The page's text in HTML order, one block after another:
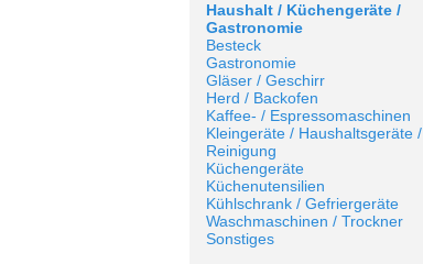
Haushalt / Küchengeräte /
Gastronomie
Besteck
Gastronomie
Gläser / Geschirr
Herd / Backofen
Kaffee- / Espressomaschinen
Kleingeräte / Haushaltsgeräte /
Reinigung
Küchengeräte
Küchenutensilien
Kühlschrank / Gefriergeräte
Waschmaschinen / Trockner
Sonstiges